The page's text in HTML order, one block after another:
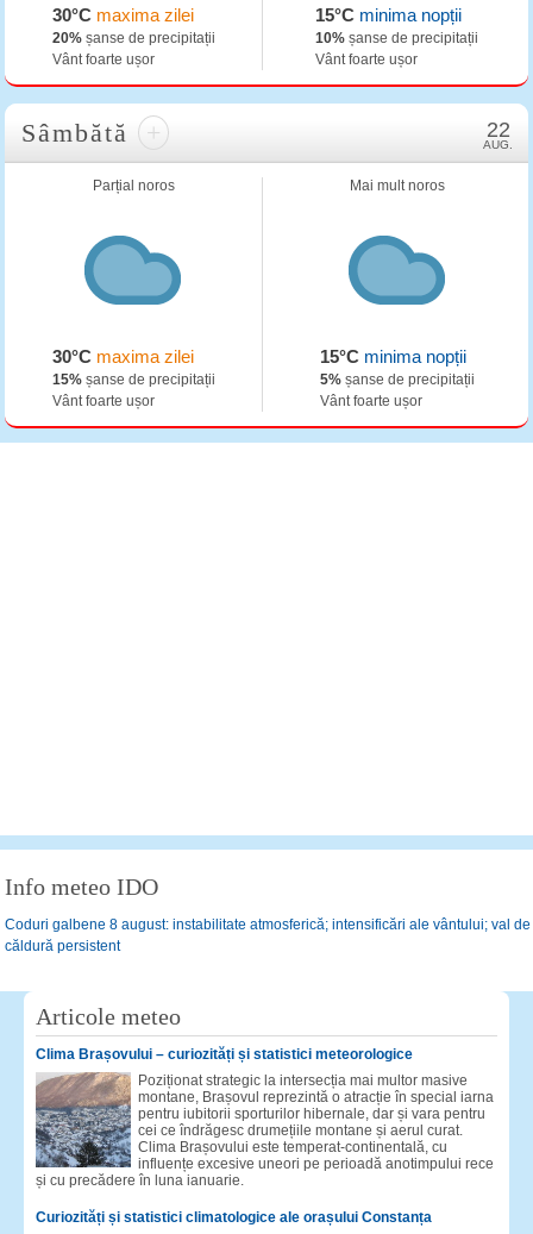
30°Cmaxima zilei
20%șanse de precipitații
Vânt foarte ușor
15°C minima nopții
10% șanse de precipitații
Vânt foarte ușor
Sâmbătă + 22
AUG.
Parțial noros
30°Cmaxima zilei
15%șanse de precipitații
Vânt foarte ușor
Mai mult noros
15°Cminima nopții
5%șanse de precipitații
Vânt foarte ușor
Info meteo IDO
Coduri galbene 8 august: instabilitate atmosferică; intensificări ale vântului; val de
căldură persistent
Articole meteo
Clima Brașovului – curiozități și statistici meteorologice
Poziționat strategic la intersecția mai multor masive
montane, Brașovul reprezintă o atracție în special iarna
pentru iubitorii sporturilor hibernale, dar și vara pentru
cei ce îndrăgesc drumețiile montane și aerul curat.
Clima Brașovului este temperat-continentală, cu
influențe excesive uneori pe perioadă anotimpului rece
și cu precădere în luna ianuarie.
Curiozități și statistici climatologice ale orașului Constanța